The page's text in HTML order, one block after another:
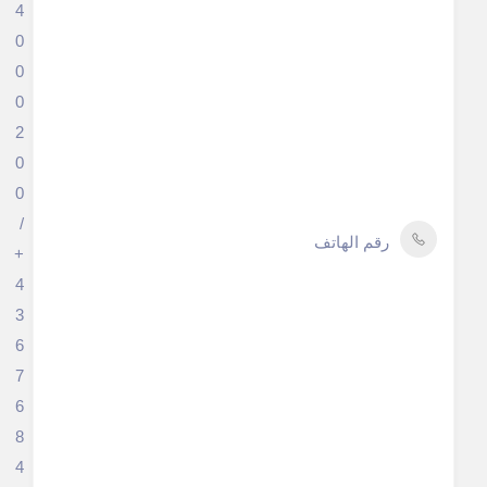
رقم الهاتف
4
0
0
0
2
0
0
/
+
4
3
6
7
6
8
4